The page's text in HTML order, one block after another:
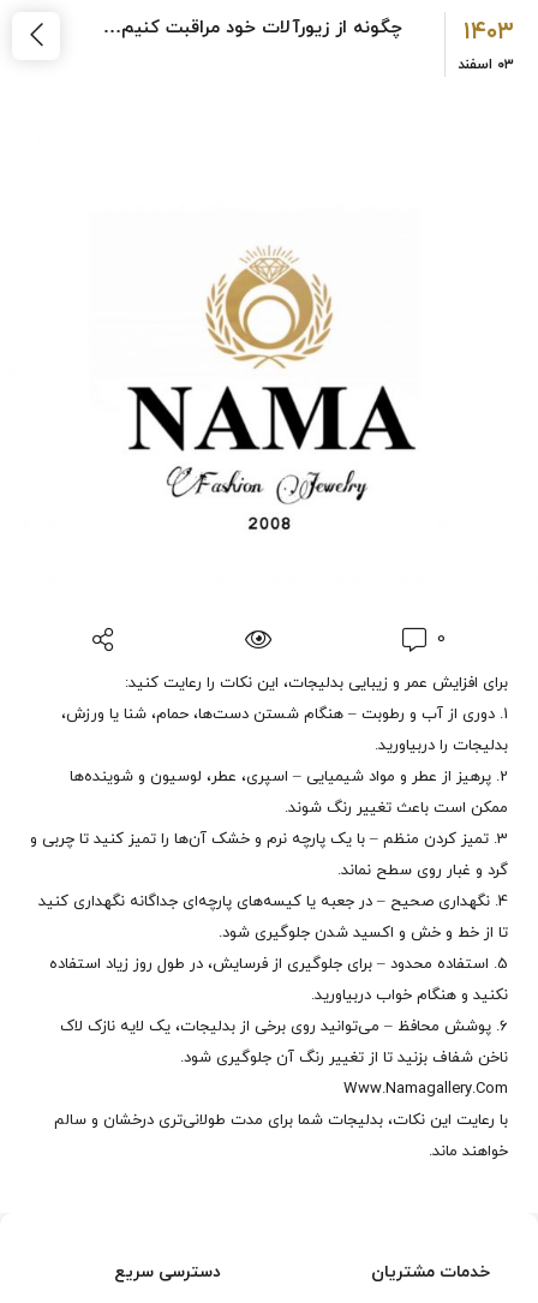
۱۴۰۳
۰۳ اسفند
چگونه از زیورآلات خود مراقبت کنیم…
0
برای افزایش عمر و زیبایی بدلیجات، این نکات را رعایت کنید:
1. دوری از آب و رطوبت – هنگام شستن دست‌ها، حمام، شنا یا ورزش،
بدلیجات را دربیاورید.
2. پرهیز از عطر و مواد شیمیایی – اسپری، عطر، لوسیون و شوینده‌ها
ممکن است باعث تغییر رنگ شوند.
3. تمیز کردن منظم – با یک پارچه نرم و خشک آن‌ها را تمیز کنید تا چربی و
گرد و غبار روی سطح نماند.
4. نگهداری صحیح – در جعبه یا کیسه‌های پارچه‌ای جداگانه نگهداری کنید
تا از خط و خش و اکسید شدن جلوگیری شود.
5. استفاده محدود – برای جلوگیری از فرسایش، در طول روز زیاد استفاده
نکنید و هنگام خواب دربیاورید.
6. پوشش محافظ – می‌توانید روی برخی از بدلیجات، یک لایه نازک لاک
ناخن شفاف بزنید تا از تغییر رنگ آن جلوگیری شود.
Www.Namagallery.Com
با رعایت این نکات، بدلیجات شما برای مدت طولانی‌تری درخشان و سالم
خواهند ماند.
خدمات مشتریان دسترسی سریع